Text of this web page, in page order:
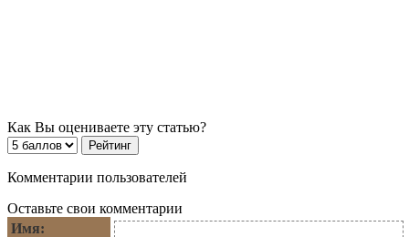
Как Вы оцениваете эту статью?
Комментарии пользователей
Оставьте свои комментарии
Имя: